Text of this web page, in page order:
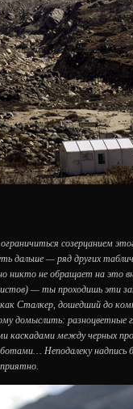
созерцанием
— ряд других
никто не обращает на это
— ты проходишь эти
Сталкер, дошедший до
домыслить: разноцветные
каскадами между черных
Неподалеку надпись